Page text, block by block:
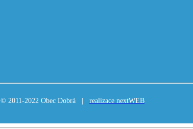
© 2011-2022 Obec Dobrá | realizace nextWEB